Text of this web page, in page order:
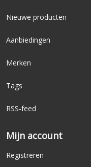
Nieuwe producten
Aanbiedingen
Merken
Tags
RSS-feed
Mijn account
Registreren